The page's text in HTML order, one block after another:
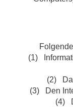
(1)
(2)
(3) Den
(4)